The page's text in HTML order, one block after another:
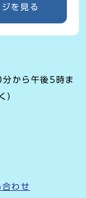
を見る
から午後5時ま
）
わせ